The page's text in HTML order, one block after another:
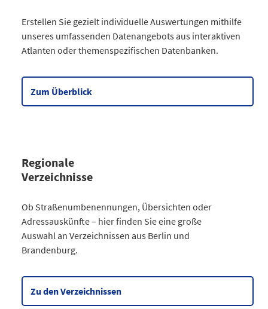
Datentabelle zum Diagramm
Kategorie
Atlanten
Kommunales
3
Gesellschaftliches2
Erstellen Sie gezielt individuelle Auswertungen mithilfe
unseres umfassenden Datenangebots aus interaktiven
Atlanten oder themenspezifischen Datenbanken.
Zum Überblick
Regionale
Verzeichnisse
KategorieStraßenumbenennungen Berlin
2013
7
2014
8
2015
8
Ob Straßenumbenennungen, Übersichten oder
Adressauskünfte – hier finden Sie eine große
Auswahl an Verzeichnissen aus Berlin und
Brandenburg.
Zu den Verzeichnissen